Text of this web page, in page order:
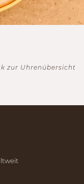
zur Uhrenübersicht